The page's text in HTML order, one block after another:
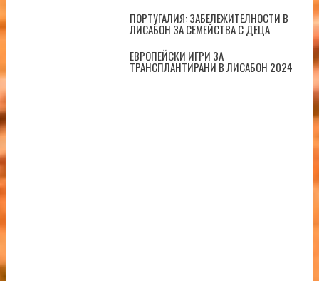
ПОРТУГАЛИЯ: ЗАБЕЛЕЖИТЕЛНОСТИ В
ЛИСАБОН ЗА СЕМЕЙСТВА С ДЕЦА
ЕВРОПЕЙСКИ ИГРИ ЗА
ТРАНСПЛАНТИРАНИ В ЛИСАБОН 2024